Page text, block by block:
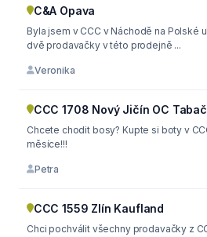
C&A Opava
Byla jsem v CCC v Náchodě na Polské
dvě prodavačky v této prodejně ...
Veronika
CCC 1708 Nový Jičín OC
Chcete chodit bosy? Kupte si boty v
měsíce!!!
Petra
CCC 1559 Zlín Kaufland
Chci pochválit všechny prodavačky z